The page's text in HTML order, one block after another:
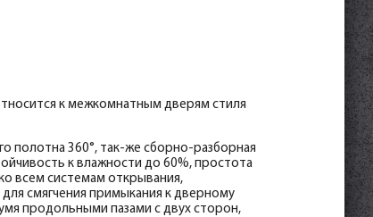
к межкомнатным дверям стиля
полотна 360°, так-же сборно-разборная
к влажности до 60%, простота
всем системам открывания,
смягчения примыкания к дверному
продольными пазами с двух сторон,